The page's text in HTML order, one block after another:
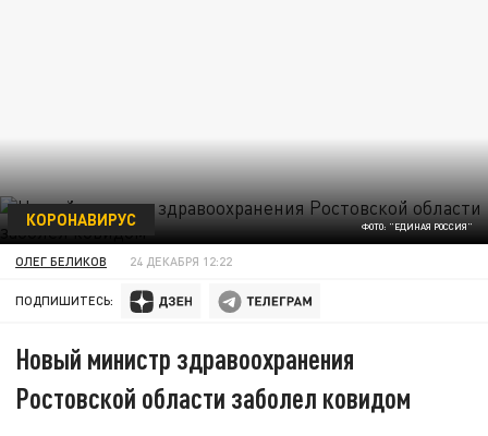
ФОТО: "ЕДИНАЯ РОССИЯ"
КОРОНАВИРУС
ОЛЕГ БЕЛИКОВ 24 ДЕКАБРЯ 12:22
ПОДПИШИТЕСЬ:
Новый министр здравоохранения
Ростовской области заболел ковидом